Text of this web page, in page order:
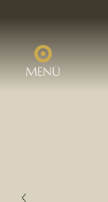
MENÜ